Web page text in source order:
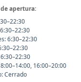
apertura:
6:30–22:30
16:00–20:00
Cerrado